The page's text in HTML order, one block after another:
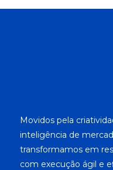
Movidos pela
inteligência de
transformamos em
com execução ágil e